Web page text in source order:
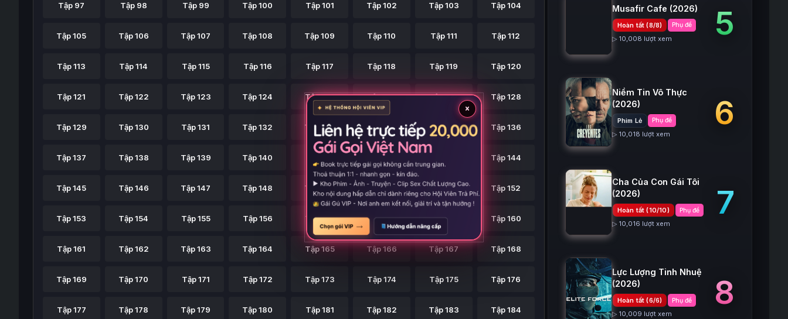
Tập 97 Tập 98 Tập 99 Tập 100 Tập 101 Tập 102 Tập 103 Tập 104
Tập 105 Tập 106 Tập 107 Tập 108 Tập 109 Tập 110 Tập 111 Tập 112
Tập 113 Tập 114 Tập 115 Tập 116 Tập 117 Tập 118 Tập 119 Tập 120
Tập 121 Tập 122 Tập 123 Tập 124 Tập 125 Tập 126 Tập 127 Tập 128
Tập 129 Tập 130 Tập 131 Tập 132 Tập 133 Tập 134 Tập 135 Tập 136
Tập 137 Tập 138 Tập 139 Tập 140 Tập 142 Tập 144
Tập 145 Tập 146 Tập 147 Tập 148 Tập 149 Tập 150 Tập 151 Tập 152
Tập 153 Tập 154 Tập 155 Tập 156 Tập 157 Tập 158 Tập 159 Tập 160
Tập 161 Tập 162 Tập 163 Tập 164 Tập 165 Tập 166 Tập 167 Tập 168
Tập 169 Tập 170 Tập 171 Tập 172 Tập 173 Tập 174 Tập 175 Tập 176
Tập 177 Tập 178 Tập 179 Tập 180 Tập 181 Tập 182 Tập 183 Tập 184
Musafir Cafe (2026)
Hoàn tất (8/8) Phụ đề
▷ 10,008 lượt xem 5
Niềm Tin Vô Thực
(2026)
Phim Lẻ Phụ đề
▷ 10,018 lượt xem
6
Cha Của Con Gái Tôi
(2026)
Hoàn tất (10/10) Phụ đề
▷ 10,016 lượt xem
7
Lực Lượng Tinh Nhuệ
(2026)
Hoàn tất (6/6) Phụ đề
▷ 10,009 lượt xem
8
×